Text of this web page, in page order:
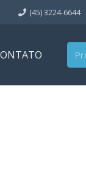
(45) 3224-6644